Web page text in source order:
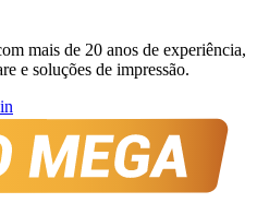
mais de 20 anos de experiência,
e soluções de impressão.